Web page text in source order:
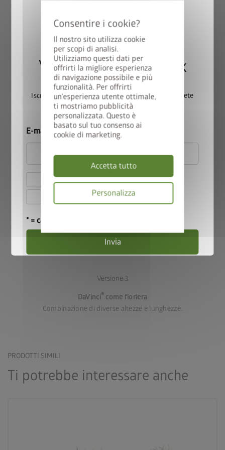
Il nostro sito utilizza cookie
per scopi di analisi.
Utilizziamo questi dati per
offrirti la migliore esperienza
di navigazione possibile e più
funzionalità. Per offrirti
un'esperienza utente ottimale,
ti mostriamo pubblicità
personalizzata. Questo è
basato sul tuo consenso ai
cookie di marketing.
Accetta tutto
Personalizza
privacy
Versione 2
DaVinci®come frangivista
Combinazione di diverse altezze, lunghezze, frangivista per
piante rampicanti ed elemento frangivista.
Versione 3
DaVinci® come fioriera
Combinazione di diverse altezze e lunghezze.
PRODOTTI SIMILI
Ti potrebbe interessare anche
Vincete una StyleBox
Iscrivetevi ora alla nostra newsletter e parteciperete
automaticamente all’estrazione.
E-mail
Accetto lenorme sulla privacy.
termini e le condizioni di
partecipazione.
* = campo obbligatorio
Invia